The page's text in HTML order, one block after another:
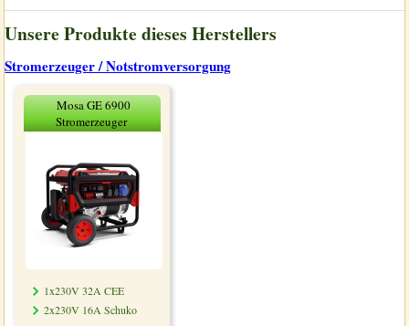
Unsere Produkte dieses Herstellers
Stromerzeuger / Notstromversorgung
Mosa GE 6900
Stromerzeuger
1x230V 32A CEE
2x230V 16A Schuko